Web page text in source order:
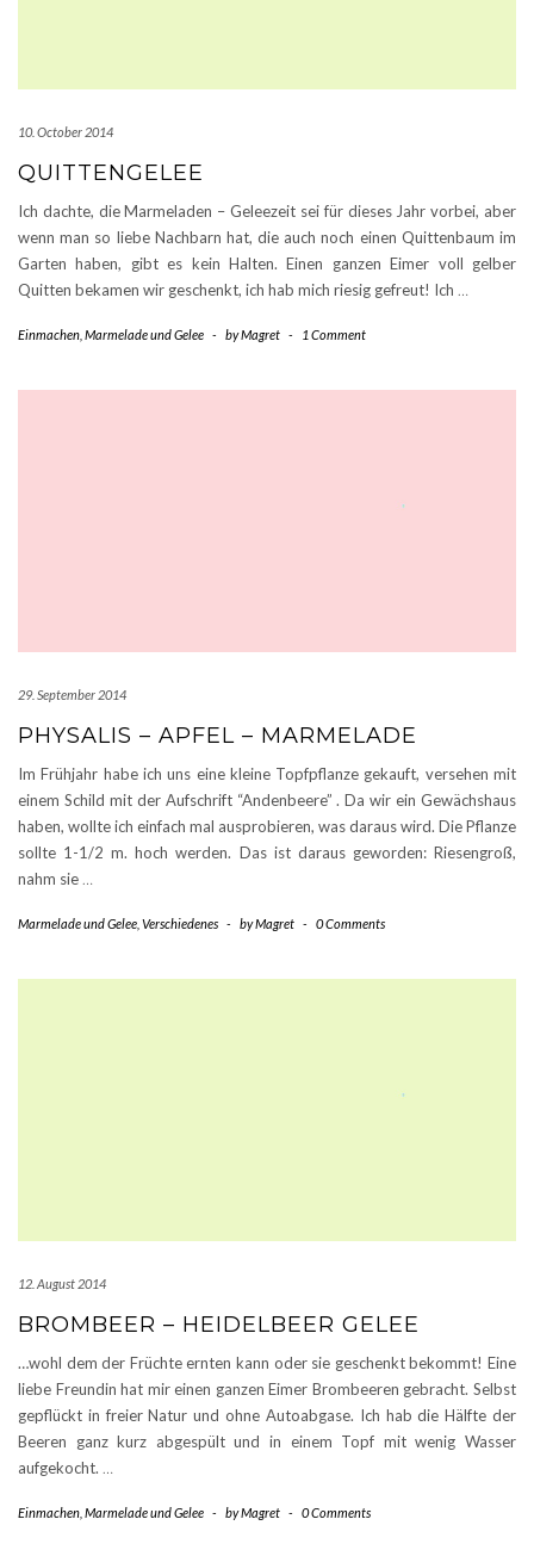
10. October 2014
QUITTENGELEE
Ich dachte, die Marmeladen – Geleezeit sei für dieses Jahr vorbei, aber
wenn man so liebe Nachbarn hat, die auch noch einen Quittenbaum im
Garten haben, gibt es kein Halten. Einen ganzen Eimer voll gelber
Quitten bekamen wir geschenkt, ich hab mich riesig gefreut! Ich …
Einmachen Marmelade und Gelee - byMagret - 1 Comment
29. September 2014
PHYSALIS – APFEL – MARMELADE
Im Frühjahr habe ich uns eine kleine Topfpflanze gekauft, versehen mit
einem Schild mit der Aufschrift “Andenbeere” . Da wir ein Gewächshaus
haben, wollte ich einfach mal ausprobieren, was daraus wird. Die Pflanze
sollte 1-1/2 m. hoch werden. Das ist daraus geworden: Riesengroß,
nahm sie…
Marmelade und Gelee Verschiedenes - byMagret - 0 Comments
12. August 2014
BROMBEER – HEIDELBEER GELEE
…wohl dem der Früchte ernten kann oder sie geschenkt bekommt! Eine
liebe Freundin hat mir einen ganzen Eimer Brombeeren gebracht. Selbst
gepflückt in freier Natur und ohne Autoabgase. Ich hab die Hälfte der
Beeren ganz kurz abgespült und in einem Topf mit wenig Wasser
aufgekocht. …
Einmachen Marmelade und Gelee - byMagret - 0 Comments